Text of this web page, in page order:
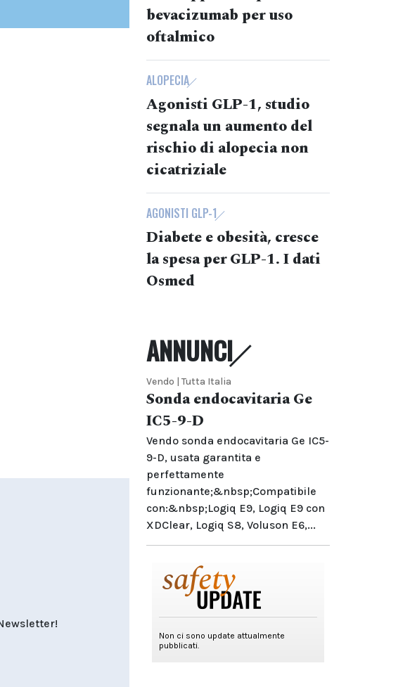
bevacizumab per uso
oftalmico
ALOPECIA
Agonisti GLP-1, studio
segnala un aumento del
rischio di alopecia non
cicatriziale
AGONISTI GLP-1
Diabete e obesità, cresce
la spesa per GLP-1. I dati
Osmed
ANNUNCI
Vendo | Tutta Italia
Sonda endocavitaria Ge
IC5-9-D
Vendo sonda endocavitaria Ge IC5-
9-D, usata garantita e
perfettamente
funzionante;&nbsp;Compatibile
con:&nbsp;Logiq E9, Logiq E9 con
XDClear, Logiq S8, Voluson E6,...